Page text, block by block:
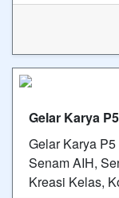
Gelar Karya P5
Gelar Karya
Senam AIH,
Kreasi Kelas,